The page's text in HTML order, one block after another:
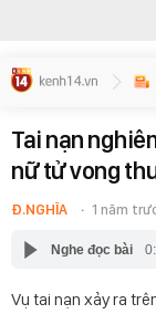
Tai nạn
nữ tử vong
Đ.NGHĨA 1 năm
Nghe đọc bài
Vụ tai nạn xảy ra